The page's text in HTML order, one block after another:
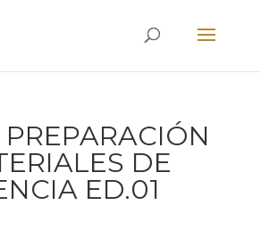
DE
ED.01